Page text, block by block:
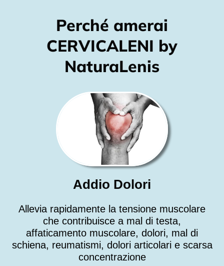
Perché amerai
CERVICALENI by
NaturaLenis
Addio Dolori
Allevia rapidamente la tensione muscolare
che contribuisce a mal di testa,
affaticamento muscolare, dolori, mal di
schiena, reumatismi, dolori articolari e scarsa
concentrazione